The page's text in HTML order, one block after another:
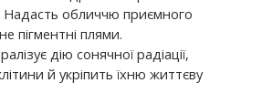
Надасть обличчю приємного
пігментні плями.
дію сонячної радіації,
й укріпить їхню життєву